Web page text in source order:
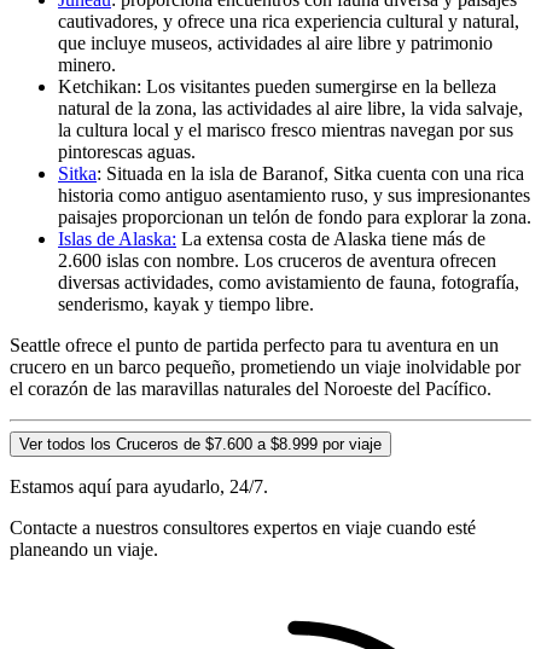
cautivadores, y ofrece una rica experiencia cultural y natural,
que incluye museos, actividades al aire libre y patrimonio
minero.
Ketchikan: Los visitantes pueden sumergirse en la belleza
natural de la zona, las actividades al aire libre, la vida salvaje,
la cultura local y el marisco fresco mientras navegan por sus
pintorescas aguas.
Sitka: Situada en la isla de Baranof, Sitka cuenta con una rica
historia como antiguo asentamiento ruso, y sus impresionantes
paisajes proporcionan un telón de fondo para explorar la zona.
Islas de Alaska: La extensa costa de Alaska tiene más de
2.600 islas con nombre. Los cruceros de aventura ofrecen
diversas actividades, como avistamiento de fauna, fotografía,
senderismo, kayak y tiempo libre.
Seattle ofrece el punto de partida perfecto para tu aventura en un
crucero en un barco pequeño, prometiendo un viaje inolvidable por
el corazón de las maravillas naturales del Noroeste del Pacífico.
Ver todos los Cruceros de $7.600 a $8.999 por viaje
Estamos aquí para ayudarlo, 24/7.
Contacte a nuestros consultores expertos en viaje cuando esté
planeando un viaje.